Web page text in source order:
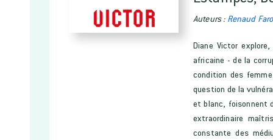
Auteurs : Renaud
Diane Victor
africaine - de la
condition des
question de la
et blanc, foisonnent
extraordinaire
constante des